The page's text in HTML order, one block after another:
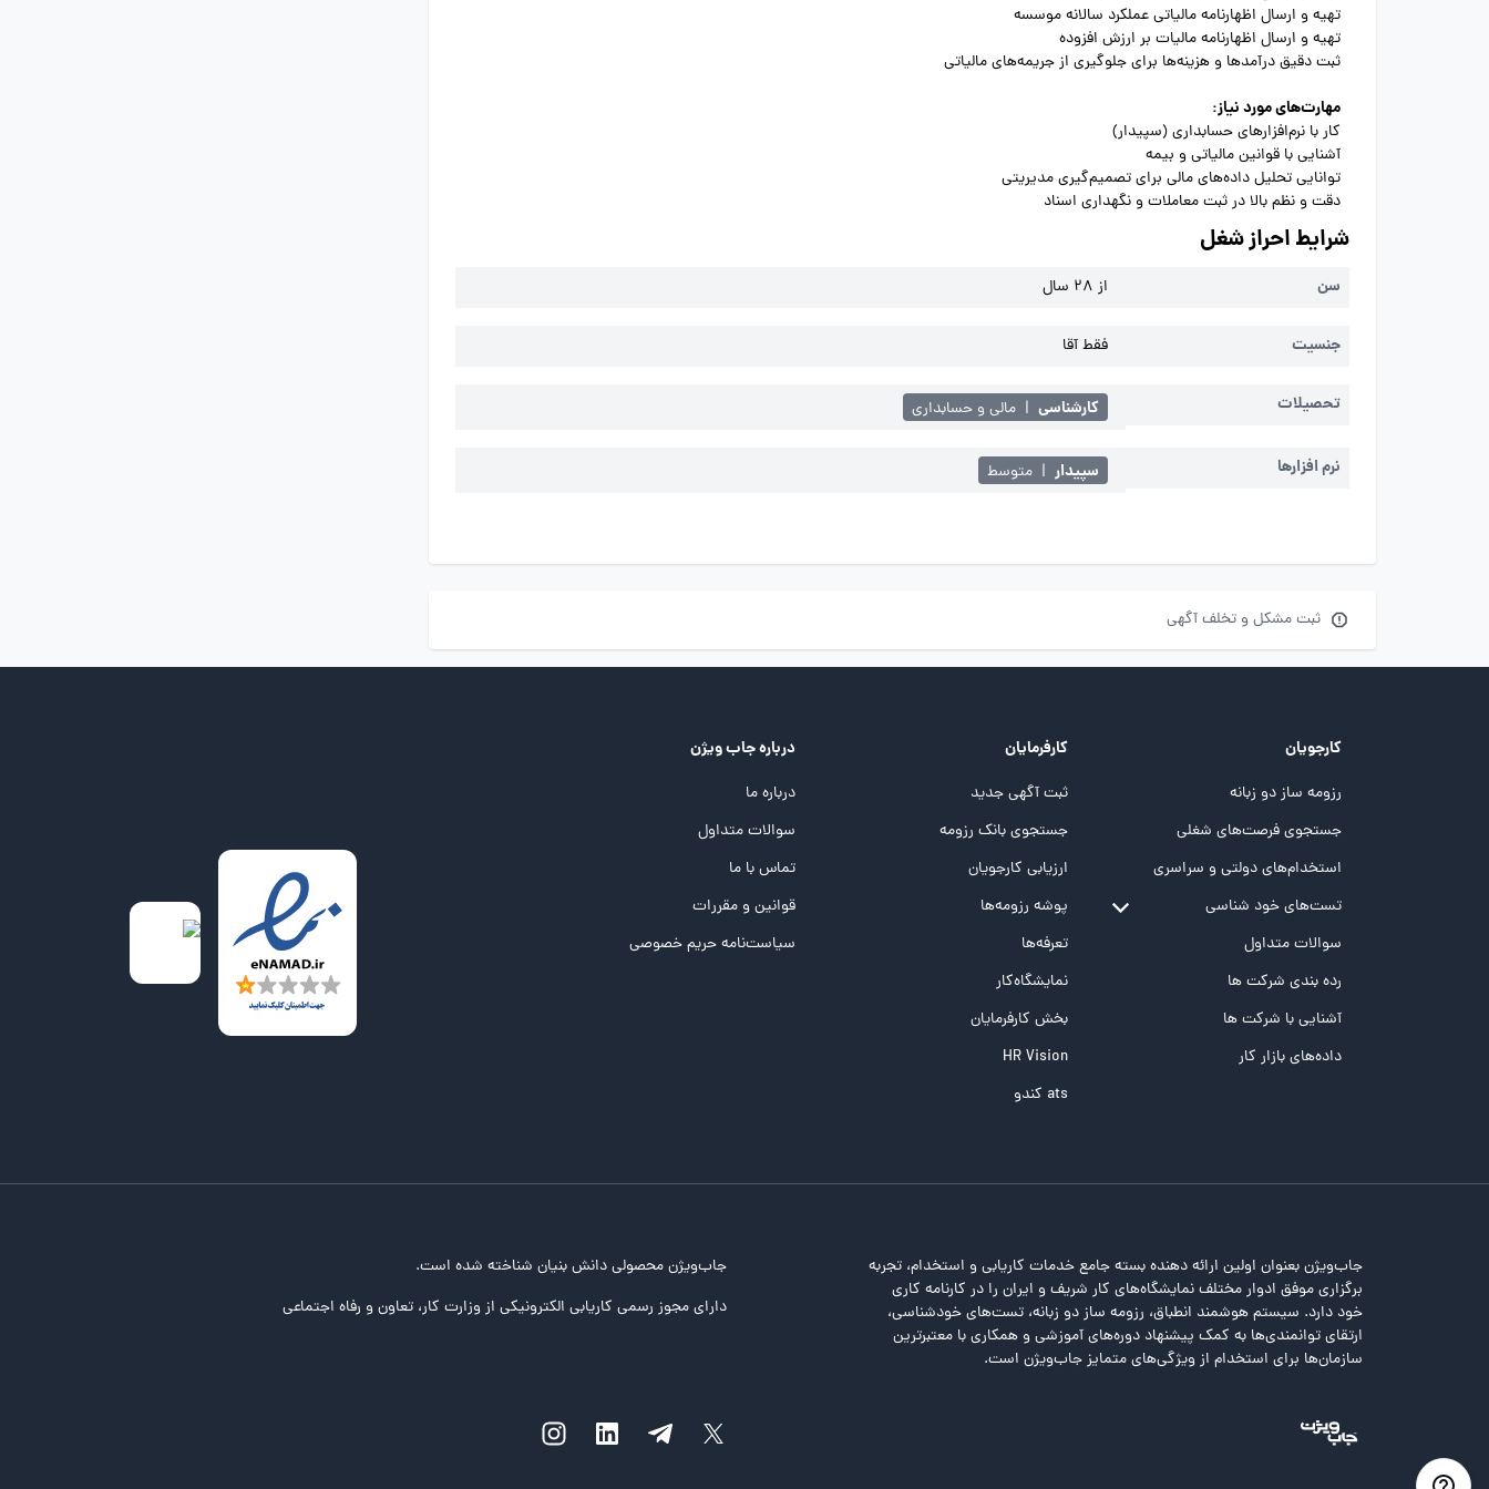
تهیه و ارسال اظهارنامه مالیاتی عملکرد سالانه موسسه
تهیه و ارسال اظهارنامه مالیات بر ارزش افزوده
ثبت دقیق درآمدها و هزینه‌ها برای جلوگیری از جریمه‌های مالیاتی
مهارت‌های مورد نیاز:
کار با نرم‌افزارهای حسابداری (سپیدار)
آشنایی با قوانین مالیاتی و بیمه
توانایی تحلیل داده‌های مالی برای تصمیم‌گیری مدیریتی
دقت و نظم بالا در ثبت معاملات و نگهداری اسناد
شرایط احراز شغل
سن از 28 سال
جنسیت فقط آقا
تحصیلات کارشناسی | مالی و حسابداری
نرم افزارها سپیدار | متوسط
ثبت مشکل و تخلف آگهی
کارجویان
رزومه ساز دو زبانه
جستجوی فرصت‌های شغلی
استخدام‌های دولتی و سراسری
تست‌های خود شناسی
تست MBTI
تست تیپ سنجی شغلی Holland
تست NEO
تست هوش های چندگانه
سوالات متداول
رده بندی شرکت ها
آشنایی با شرکت ها
داده‌های بازار کار
کارفرمایان
ثبت آگهی جدید
جستجوی بانک رزومه
ارزیابی کارجویان
پوشه‌‌ رزومه‌ها
تعرفه‌ها
نمایشگاه‌کار
بخش کارفرمایان
HR Vision
ats کندو
درباره جاب ویژن
درباره ما
سوالات متداول
تماس با ما
قوانین و مقررات
سیاست‌نامه حریم خصوصی
جاب‌ویژن بعنوان اولین ارائه دهنده بسته جامع خدمات کاریابی و استخدام، تجربه
برگزاری موفق ادوار مختلف نمایشگاه‌های کار شریف و ایران را در کارنامه کاری
خود دارد. سیستم هوشمند انطباق، رزومه ساز دو زبانه، تست‌های خودشناسی،
ارتقای توانمندی‌ها به کمک پیشنهاد دوره‌های آموزشی و همکاری با معتبرترین
سازمان‌ها برای استخدام از ویژگی‌های متمایز جاب‌ویژن است.
جاب‌ویژن محصولی دانش بنیان شناخته شده است.
دارای مجوز رسمی کاریابی الکترونیکی از وزارت کار، تعاون و رفاه اجتماعی